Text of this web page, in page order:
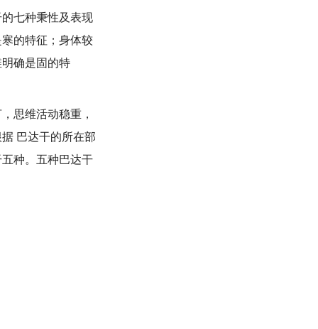
七种秉性及表现
的特征；身体较
确是固的特
思维活动稳重，
巴达干的所在部
种。五种巴达干